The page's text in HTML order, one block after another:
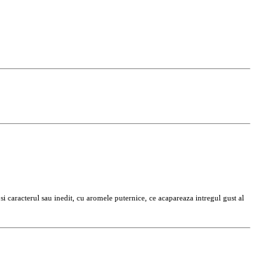
sau inedit, cu aromele puternice, ce acapareaza intregul gust al